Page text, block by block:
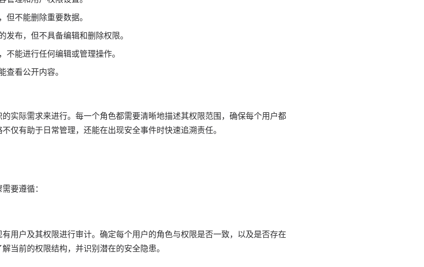
但不能删除重要数据。
发布，但不具备编辑和删除权限。
不能进行任何编辑或管理操作。
查看公开内容。
实际需求来进行。每一个角色都需要清晰地描述其权限范围，确保每个用户都
仅有助于日常管理，还能在出现安全事件时快速追溯责任。
要遵循：
用户及其权限进行审计。确定每个用户的角色与权限是否一致，以及是否存在
当前的权限结构，并识别潜在的安全隐患。